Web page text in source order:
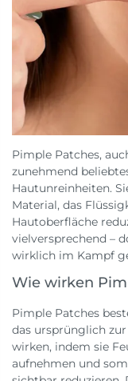
Pimple Patches,
zunehmend
Hautunreinheiten.
Material, das
Hautoberfläche
vielversprechend –
wirklich im Kampf
Wie wirken
Pimple Patches
das ursprünglich
wirken, indem sie
aufnehmen und